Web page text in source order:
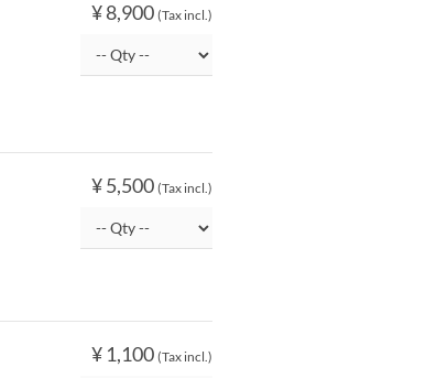
¥ 8,900 (Tax incl.)
¥ 5,500 (Tax incl.)
¥ 1,100 (Tax incl.)